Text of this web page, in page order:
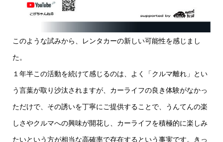
このような試みから、レンタカーの新しい可能性を感じまし
た。
１年半この活動を続けて感じるのは、よく「クルマ離れ」とい
う言葉が取り沙汰されますが、カーライフの良き体験がなかっ
ただけで、その誘いを丁寧にご提供することで、うんてんの楽
しさやクルマへの興味が開花し、カーライフを積極的に楽しみ
たいという方が相当な高確率で存在するという事実です。きっ